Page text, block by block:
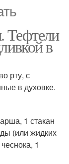
Тефтели
в
рту, с
в духовке.
1 стакан
(или жидких
1